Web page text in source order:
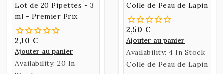
Lot de 20 Pipettes - 3
ml - Premier Prix
2,10 €
Ajouter au panier
Availability: 20 In
Colle de Peau de Lapin
2,50 €
Ajouter au panier
Availability: 4 In Stock
Colle de Peau de Lapin